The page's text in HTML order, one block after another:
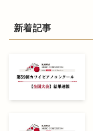
新着記事